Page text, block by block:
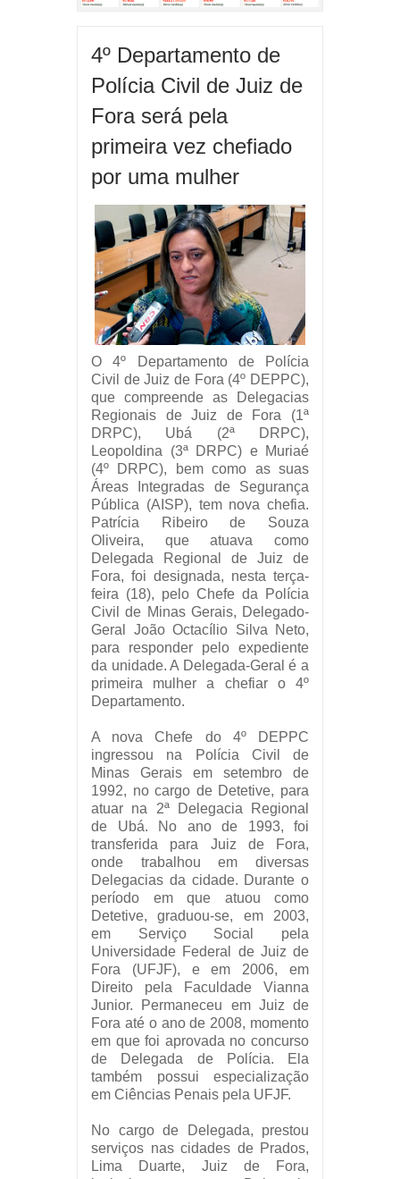
4º Departamento de
Polícia Civil de Juiz de
Fora será pela
primeira vez chefiado
por uma mulher
O 4º Departamento de Polícia
Civil de Juiz de Fora (4º DEPPC),
que compreende as Delegacias
Regionais de Juiz de Fora (1ª
DRPC), Ubá (2ª DRPC),
Leopoldina (3ª DRPC) e Muriaé
(4º DRPC), bem como as suas
Áreas Integradas de Segurança
Pública (AISP), tem nova chefia.
Patrícia Ribeiro de Souza
Oliveira, que atuava como
Delegada Regional de Juiz de
Fora, foi designada, nesta terça-
feira (18), pelo Chefe da Polícia
Civil de Minas Gerais, Delegado-
Geral João Octacílio Silva Neto,
para responder pelo expediente
da unidade. A Delegada-Geral é a
primeira mulher a chefiar o 4º
Departamento.
A nova Chefe do 4º DEPPC
ingressou na Polícia Civil de
Minas Gerais em setembro de
1992, no cargo de Detetive, para
atuar na 2ª Delegacia Regional
de Ubá. No ano de 1993, foi
transferida para Juiz de Fora,
onde trabalhou em diversas
Delegacias da cidade. Durante o
período em que atuou como
Detetive, graduou-se, em 2003,
em Serviço Social pela
Universidade Federal de Juiz de
Fora (UFJF), e em 2006, em
Direito pela Faculdade Vianna
Junior. Permaneceu em Juiz de
Fora até o ano de 2008, momento
em que foi aprovada no concurso
de Delegada de Polícia. Ela
também possui especialização
em Ciências Penais pela UFJF.
No cargo de Delegada, prestou
serviços nas cidades de Prados,
Lima Duarte, Juiz de Fora,